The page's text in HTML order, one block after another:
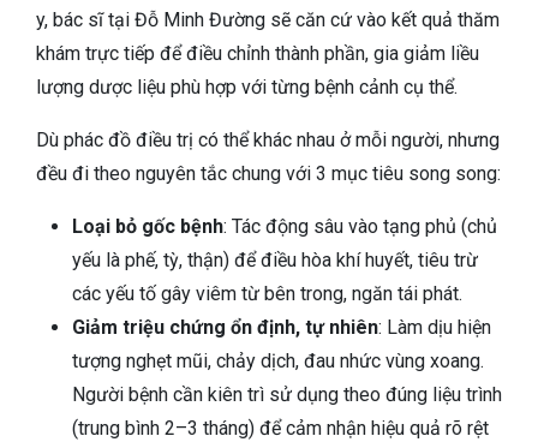
y, bác sĩ tại Đỗ Minh Đường sẽ căn cứ vào kết quả thăm
khám trực tiếp để điều chỉnh thành phần, gia giảm liều
lượng dược liệu phù hợp với từng bệnh cảnh cụ thể.
Dù phác đồ điều trị có thể khác nhau ở mỗi người, nhưng
đều đi theo nguyên tắc chung với 3 mục tiêu song song:
Loại bỏ gốc bệnh: Tác động sâu vào tạng phủ (chủ
yếu là phế, tỳ, thận) để điều hòa khí huyết, tiêu trừ
các yếu tố gây viêm từ bên trong, ngăn tái phát.
Giảm triệu chứng ổn định, tự nhiên: Làm dịu hiện
tượng nghẹt mũi, chảy dịch, đau nhức vùng xoang.
Người bệnh cần kiên trì sử dụng theo đúng liệu trình
(trung bình 2–3 tháng) để cảm nhận hiệu quả rõ rệt